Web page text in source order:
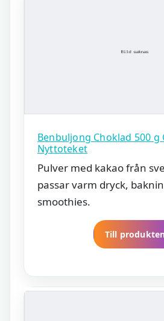
Benbuljong Choklad 500 g
Nyttoteket
Pulver med kakao från
passar varm dryck,
smoothies.
Till